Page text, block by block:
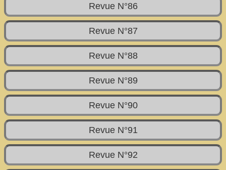
Revue N°86
Revue N°87
Revue N°88
Revue N°89
Revue N°90
Revue N°91
Revue N°92